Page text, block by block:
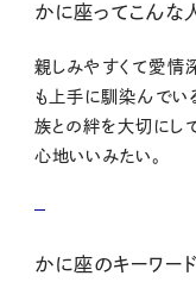
かに座ってこんな
親しみやすくて愛情
も上手に馴染んでい
族との絆を大切にし
心地いいみたい。
かに座のキーワード